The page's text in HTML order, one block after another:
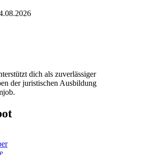
dich als zuverlässiger
der juristischen Ausbildung